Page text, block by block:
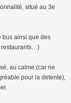
situé au 3e
bus ainsi que des
restaurants…)
au calme (car ne
pour la detente),